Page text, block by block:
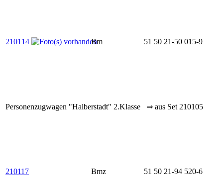
210114 Bm 51 50 21-50 015-9
Personenzugwagen "Halberstadt" 2.Klasse ⇒ aus Set 210105
210117 Bmz 51 50 21-94 520-6